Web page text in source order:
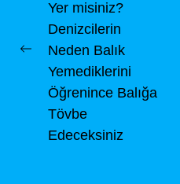
Previous
Yer misiniz?
Denizcilerin
Neden Balık
Yemediklerini
Öğrenince Balığa
Tövbe
Edeceksiniz